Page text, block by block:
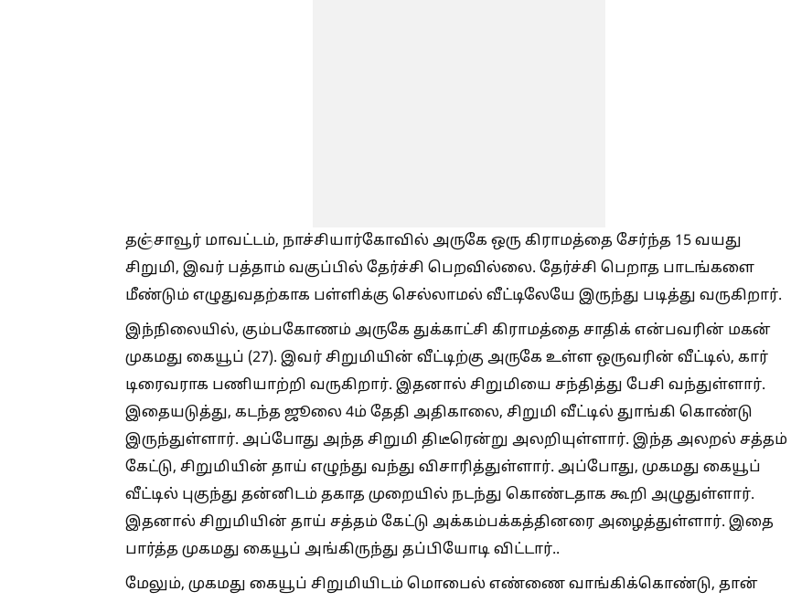
தஞ்சாவூர் மாவட்டம், நாச்சியார்கோவில் அருகே ஒரு கிராமத்தை சேர்ந்த 15 வயது
சிறுமி, இவர் பத்தாம் வகுப்பில் தேர்ச்சி பெறவில்லை. தேர்ச்சி பெறாத பாடங்களை
மீண்டும் எழுதுவதற்காக பள்ளிக்கு செல்லாமல் வீட்டிலேயே இருந்து படித்து வருகிறார்.
இந்நிலையில், கும்பகோணம் அருகே துக்காட்சி கிராமத்தை சாதிக் என்பவரின் மகன்
முகமது கையூப் (27). இவர் சிறுமியின் வீட்டிற்கு அருகே உள்ள ஒருவரின் வீட்டில், கார்
டிரைவராக பணியாற்றி வருகிறார். இதனால் சிறுமியை சந்தித்து பேசி வந்துள்ளார்.
இதையடுத்து, கடந்த ஜூலை 4ம் தேதி அதிகாலை, சிறுமி வீட்டில் துாங்கி கொண்டு
இருந்துள்ளார். அப்போது அந்த சிறுமி திடீரென்று அலறியுள்ளார். இந்த அலறல் சத்தம்
கேட்டு, சிறுமியின் தாய் எழுந்து வந்து விசாரித்துள்ளார். அப்போது, முகமது கையூப்
வீட்டில் புகுந்து தன்னிடம் தகாத முறையில் நடந்து கொண்டதாக கூறி அழுதுள்ளார்.
இதனால் சிறுமியின் தாய் சத்தம் கேட்டு அக்கம்பக்கத்தினரை அழைத்துள்ளார். இதை
பார்த்த முகமது கையூப் அங்கிருந்து தப்பியோடி விட்டார்..
மேலும், முகமது கையூப் சிறுமியிடம் மொபைல் எண்ணை வாங்கிக்கொண்டு, தான்